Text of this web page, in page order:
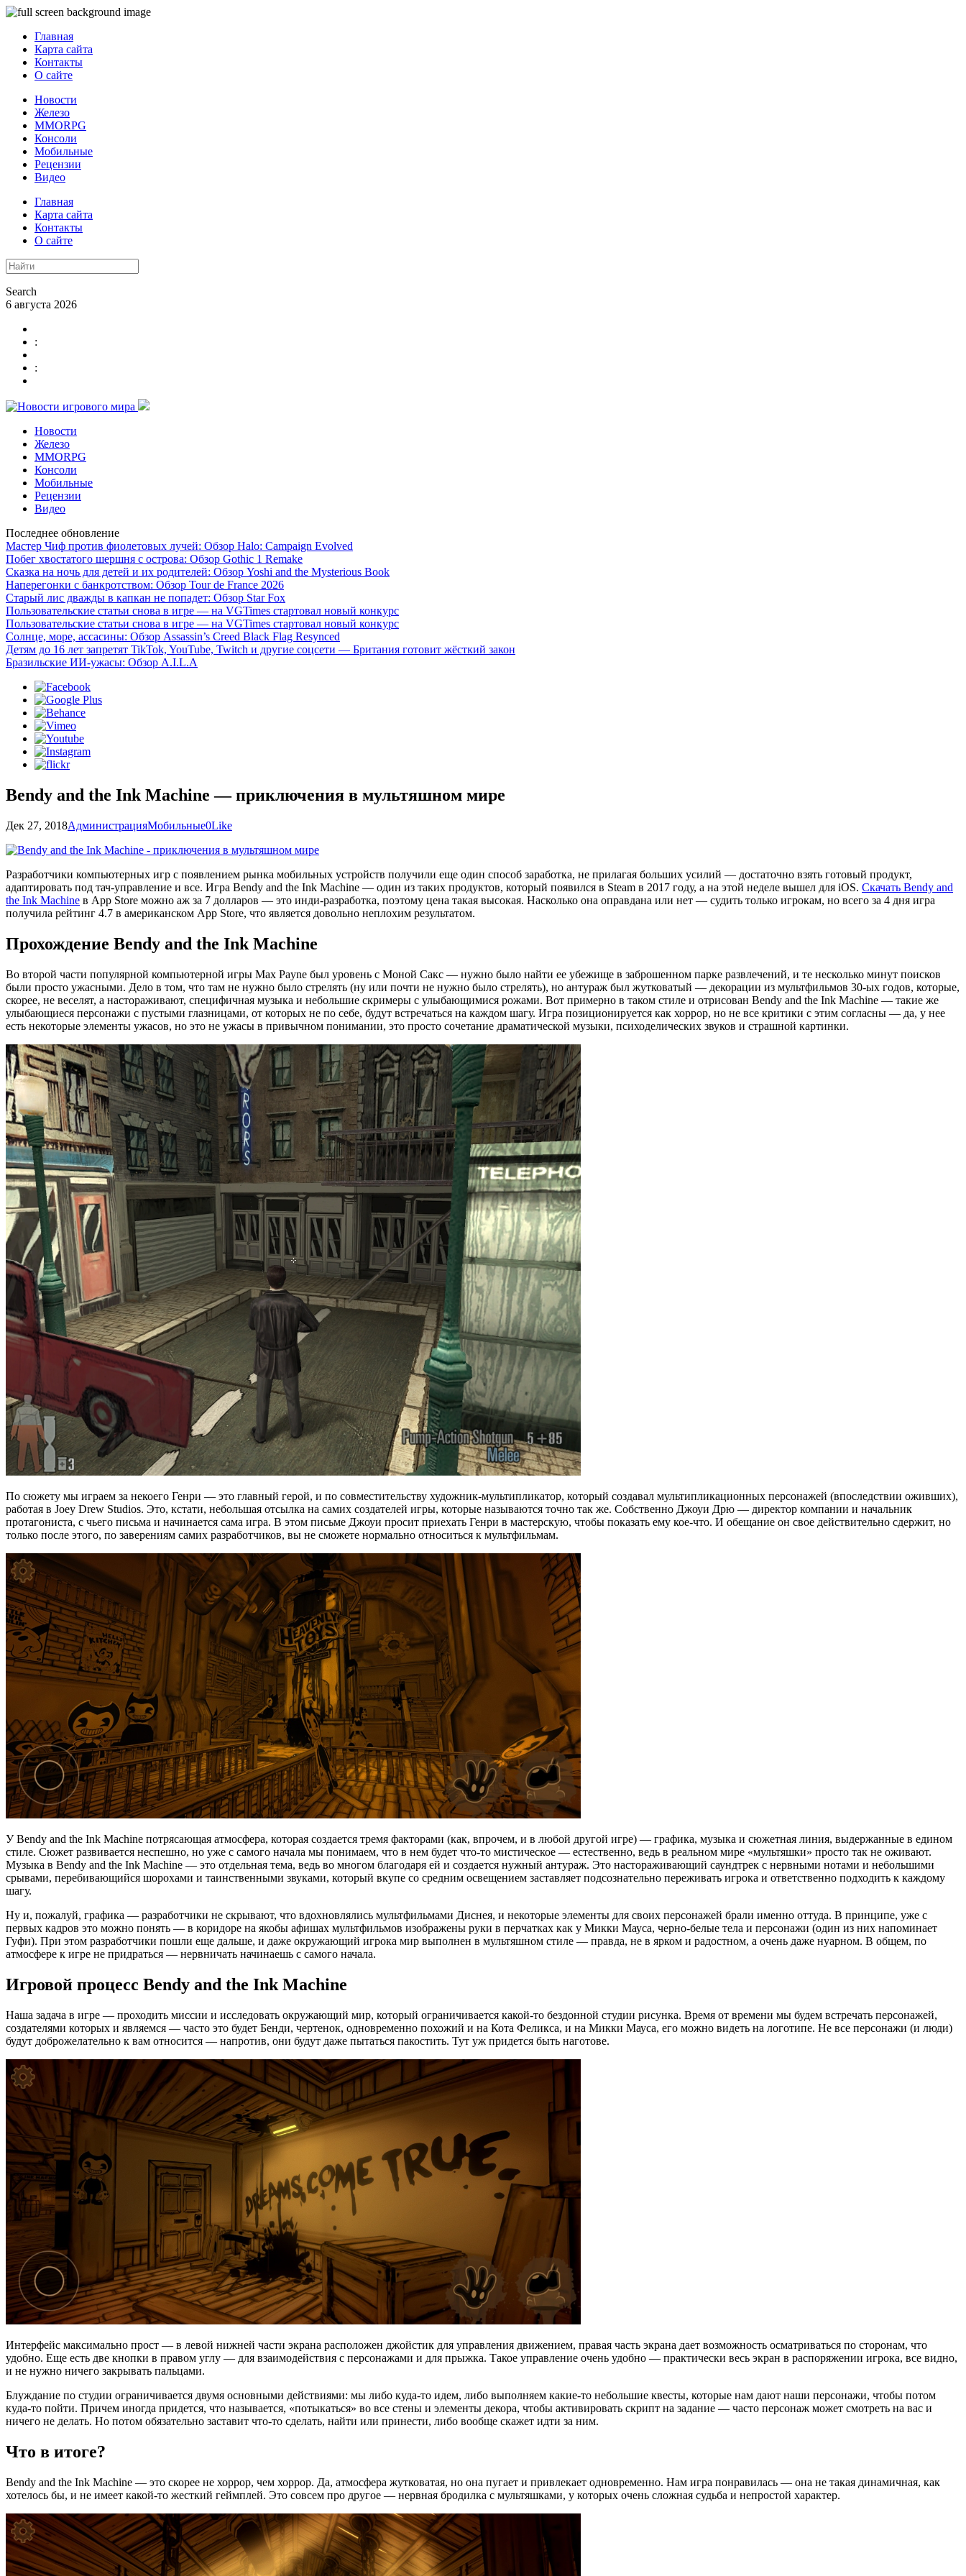
Главная
Карта сайта
Контакты
О сайте
Новости
Железо
MMORPG
Консоли
Мобильные
Рецензии
Видео
Главная
Карта сайта
Контакты
О сайте
Search
6 августа 2026
:
:
Новости
Железо
MMORPG
Консоли
Мобильные
Рецензии
Видео
Последнее обновление
Мастер Чиф против фиолетовых лучей: Обзор Halo: Campaign Evolved
Побег хвостатого шершня с острова: Обзор Gothic 1 Remake
Сказка на ночь для детей и их родителей: Обзор Yoshi and the Mysterious Book
Наперегонки с банкротством: Обзор Tour de France 2026
Старый лис дважды в капкан не попадет: Обзор Star Fox
Пользовательские статьи снова в игре — на VGTimes стартовал новый конкурс
Пользовательские статьи снова в игре — на VGTimes стартовал новый конкурс
Солнце, море, ассасины: Обзор Assassin’s Creed Black Flag Resynced
Детям до 16 лет запретят TikTok, YouTube, Twitch и другие соцсети — Британия готовит жёсткий закон
Бразильские ИИ-ужасы: Обзор A.I.L.A
Bendy and the Ink Machine — приключения в мультяшном мире
Дек 27, 2018АдминистрацияМобильные0Like
Разработчики компьютерных игр с появлением рынка мобильных устройств получили еще один способ заработка, не прилагая больших усилий — достаточно взять готовый продукт,
адаптировать под тач-управление и все. Игра Bendy and the Ink Machine — один из таких продуктов, который появился в Steam в 2017 году, а на этой неделе вышел для iOS. Скачать Bendy and
the Ink Machine в App Store можно аж за 7 долларов — это инди-разработка, поэтому цена такая высокая. Насколько она оправдана или нет — судить только игрокам, но всего за 4 дня игра
получила рейтинг 4.7 в американском App Store, что является довольно неплохим результатом.
Прохождение Bendy and the Ink Machine
Во второй части популярной компьютерной игры Max Payne был уровень с Моной Сакс — нужно было найти ее убежище в заброшенном парке развлечений, и те несколько минут поисков
были просто ужасными. Дело в том, что там не нужно было стрелять (ну или почти не нужно было стрелять), но антураж был жутковатый — декорации из мультфильмов 30-ых годов, которые,
скорее, не веселят, а настораживают, специфичная музыка и небольшие скримеры с улыбающимися рожами. Вот примерно в таком стиле и отрисован Bendy and the Ink Machine — такие же
улыбающиеся персонажи с пустыми глазницами, от которых не по себе, будут встречаться на каждом шагу. Игра позиционируется как хоррор, но не все критики с этим согласны — да, у нее
есть некоторые элементы ужасов, но это не ужасы в привычном понимании, это просто сочетание драматической музыки, психоделических звуков и страшной картинки.
По сюжету мы играем за некоего Генри — это главный герой, и по совместительству художник-мультипликатор, который создавал мультипликационных персонажей (впоследствии оживших),
работая в Joey Drew Studios. Это, кстати, небольшая отсылка на самих создателей игры, которые называются точно так же. Собственно Джоуи Дрю — директор компании и начальник
протагониста, с чьего письма и начинается сама игра. В этом письме Джоуи просит приехать Генри в мастерскую, чтобы показать ему кое-что. И обещание он свое действительно сдержит, но
только после этого, по заверениям самих разработчиков, вы не сможете нормально относиться к мультфильмам.
У Bendy and the Ink Machine потрясающая атмосфера, которая создается тремя факторами (как, впрочем, и в любой другой игре) — графика, музыка и сюжетная линия, выдержанные в едином
стиле. Сюжет развивается неспешно, но уже с самого начала мы понимаем, что в нем будет что-то мистическое — естественно, ведь в реальном мире «мультяшки» просто так не оживают.
Музыка в Bendy and the Ink Machine — это отдельная тема, ведь во многом благодаря ей и создается нужный антураж. Это настораживающий саундтрек с нервными нотами и небольшими
срывами, перебивающийся шорохами и таинственными звуками, который вкупе со средним освещением заставляет подсознательно переживать игрока и ответственно подходить к каждому
шагу.
Ну и, пожалуй, графика — разработчики не скрывают, что вдохновлялись мультфильмами Диснея, и некоторые элементы для своих персонажей брали именно оттуда. В принципе, уже с
первых кадров это можно понять — в коридоре на якобы афишах мультфильмов изображены руки в перчатках как у Микки Мауса, черно-белые тела и персонажи (один из них напоминает
Гуфи). При этом разработчики пошли еще дальше, и даже окружающий игрока мир выполнен в мультяшном стиле — правда, не в ярком и радостном, а очень даже нуарном. В общем, по
атмосфере к игре не придраться — нервничать начинаешь с самого начала.
Игровой процесс Bendy and the Ink Machine
Наша задача в игре — проходить миссии и исследовать окружающий мир, который ограничивается какой-то бездонной студии рисунка. Время от времени мы будем встречать персонажей,
создателями которых и являемся — часто это будет Бенди, чертенок, одновременно похожий и на Кота Феликса, и на Микки Мауса, его можно видеть на логотипе. Не все персонажи (и люди)
будут доброжелательно к вам относится — напротив, они будут даже пытаться пакостить. Тут уж придется быть наготове.
Интерфейс максимально прост — в левой нижней части экрана расположен джойстик для управления движением, правая часть экрана дает возможность осматриваться по сторонам, что
удобно. Еще есть две кнопки в правом углу — для взаимодействия с персонажами и для прыжка. Такое управление очень удобно — практически весь экран в распоряжении игрока, все видно,
и не нужно ничего закрывать пальцами.
Блуждание по студии ограничивается двумя основными действиями: мы либо куда-то идем, либо выполняем какие-то небольшие квесты, которые нам дают наши персонажи, чтобы потом
куда-то пойти. Причем иногда придется, что называется, «потыкаться» во все стены и элементы декора, чтобы активировать скрипт на задание — часто персонаж может смотреть на вас и
ничего не делать. Но потом обязательно заставит что-то сделать, найти или принести, либо вообще скажет идти за ним.
Что в итоге?
Bendy and the Ink Machine — это скорее не хоррор, чем хоррор. Да, атмосфера жутковатая, но она пугает и привлекает одновременно. Нам игра понравилась — она не такая динамичная, как
хотелось бы, и не имеет какой-то жесткий геймплей. Это совсем про другое — нервная бродилка с мультяшками, у которых очень сложная судьба и непростой характер.